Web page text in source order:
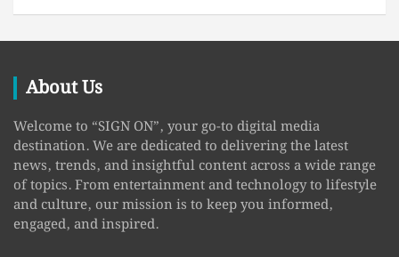
About Us
Welcome to “SIGN ON”, your go-to digital media
destination. We are dedicated to delivering the latest
news, trends, and insightful content across a wide range
of topics. From entertainment and technology to lifestyle
and culture, our mission is to keep you informed,
engaged, and inspired.